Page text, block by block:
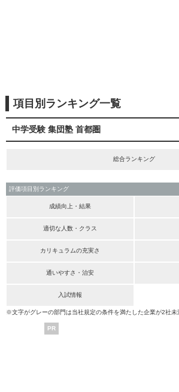
項目別ランキング一覧
中学受験 集団塾 首都圏
総合ランキング
評価項目別ランキング
成績向上・結果
適切な人数・クラス
カリキュラムの充実さ
通いやすさ・治安
入試情報
※文字がグレーの部門は当社規定の条件を満たした企業が2社未
PR